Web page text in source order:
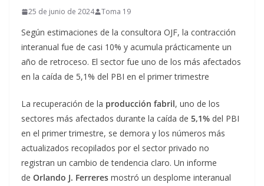
25 de junio de 2024 Toma 19
Según estimaciones de la consultora OJF, la contracción
interanual fue de casi 10% y acumula prácticamente un
año de retroceso. El sector fue uno de los más afectados
en la caída de 5,1% del PBI en el primer trimestre
La recuperación de la producción fabril, uno de los
sectores más afectados durante la caída de 5,1% del PBI
en el primer trimestre, se demora y los números más
actualizados recopilados por el sector privado no
registran un cambio de tendencia claro. Un informe
de Orlando J. Ferreres mostró un desplome interanual